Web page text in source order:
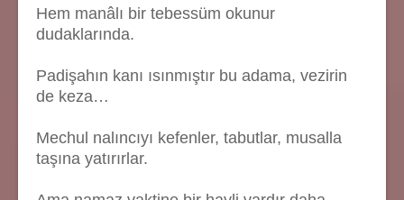
Hem manâlı bir tebessüm okunur
dudaklarında.
Padişahın kanı ısınmıştır bu adama, vezirin
de keza…
Mechul nalıncıyı kefenler, tabutlar, musalla
taşına yatırırlar.